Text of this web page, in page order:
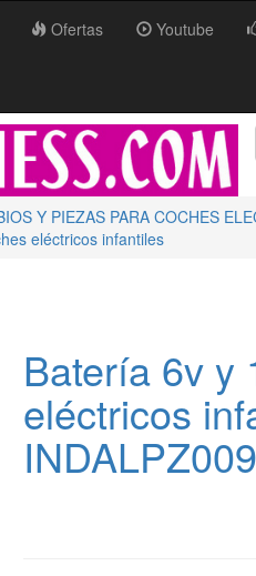
Ofertas Youtube
Y PIEZAS PARA COCHES
eléctricos infantiles
Batería 6v y
eléctricos